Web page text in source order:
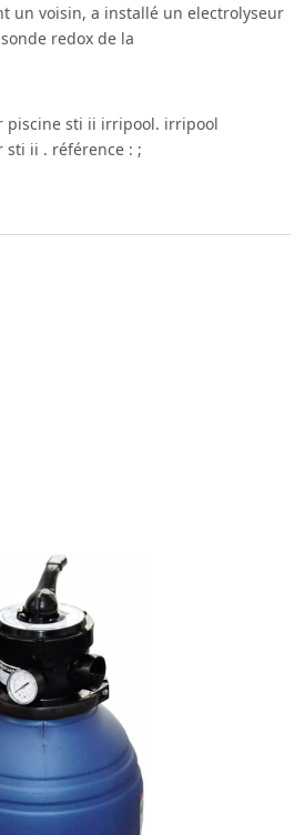
un voisin, a installé un electrolyseur
redox de la
piscine sti ii irripool. irripool
sti ii . référence : ;